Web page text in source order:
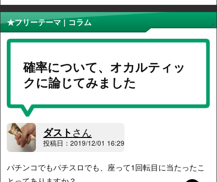
★フリーテーマ | コラム
確率について、オカルティッ
クに論じてみました
ダストさん
投稿日：2019/12/01 16:29
パチンコでもパチスロでも、座って1回転目に当たったこ